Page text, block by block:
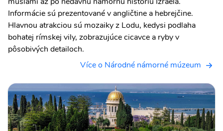
Informácie sú prezentované v angličtine a hebrejčine.
Hlavnou atrakciou sú mozaiky z Lodu, kedysi podlaha
bohatej rímskej vily, zobrazujúce cicavce a ryby v
pôsobivých detailoch.
Více o Národné námorné múzeum